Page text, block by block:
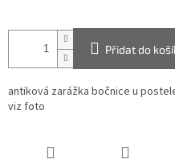
Přidat do
antiková zarážka bočnice u
viz foto